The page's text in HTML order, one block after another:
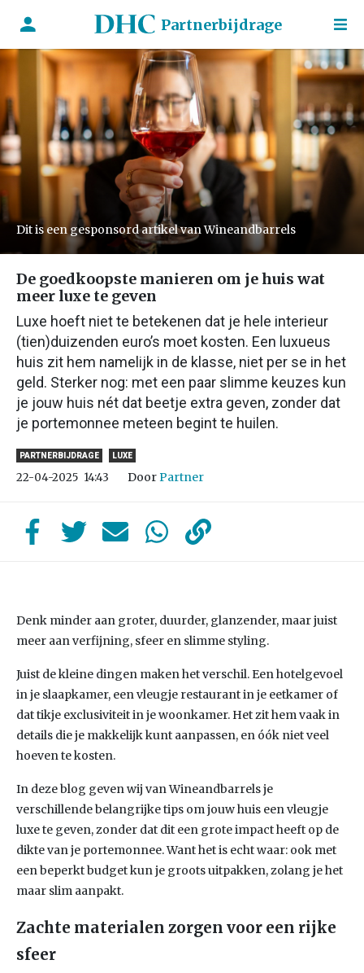
Partnerbijdrage
Dit is een gesponsord artikel van Wineandbarrels
De goedkoopste manieren om je huis wat
meer luxe te geven
Luxe hoeft niet te betekenen dat je hele interieur
(tien)duizenden euro’s moet kosten. Een luxueus
huis zit hem namelijk in de klasse, niet per se in het
geld. Sterker nog: met een paar slimme keuzes kun
je jouw huis nét dat beetje extra geven, zonder dat
je portemonnee meteen begint te huilen.
PARTNERBIJDRAGE LUXE
22-04-2025 14:43 DoorPartner
Denk minder aan groter, duurder, glanzender, maar juist
meer aan verfijning, sfeer en slimme styling.
Juist de kleine dingen maken het verschil. Een hotelgevoel
in je slaapkamer, een vleugje restaurant in je eetkamer of
dat tikje exclusiviteit in je woonkamer. Het zit hem vaak in
details die je makkelijk kunt aanpassen, en óók niet veel
hoeven te kosten.
In deze blog geven wij van Wineandbarrels je
verschillende belangrijke tips om jouw huis een vleugje
luxe te geven, zonder dat dit een grote impact heeft op de
dikte van je portemonnee. Want het is echt waar: ook met
een beperkt budget kun je groots uitpakken, zolang je het
maar slim aanpakt.
Zachte materialen zorgen voor een rijke
sfeer